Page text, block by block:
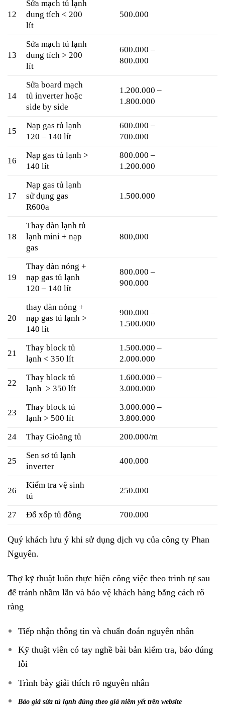
12
Sửa mạch tủ lạnh
dung tích < 200
lít
500.000
13
Sửa mạch tủ lạnh
dung tích > 200
lít
600.000 –
800.000
14
Sửa board mạch
tủ inverter hoặc
side by side
1.200.000 –
1.800.000
15
Nạp gas tủ lạnh
120 – 140 lít
600.000 –
700.000
16
Nạp gas tủ lạnh >
140 lít
800.000 –
1.200.000
17
Nạp gas tủ lạnh
sử dụng gas
R600a
1.500.000
18
Thay dàn lạnh tủ
lạnh mini + nạp
gas
800,000
19
Thay dàn nóng +
nạp gas tủ lạnh
120 – 140 lít
800.000 –
900.000
20
thay dàn nóng +
nạp gas tủ lạnh >
140 lít
900.000 –
1.500.000
21
Thay block tủ
lạnh < 350 lít
1.500.000 –
2.000.000
22
Thay block tủ
lạnh > 350 lít
1.600.000 –
3.000.000
23
Thay block tủ
lạnh > 500 lít
3.000.000 –
3.800.000
24
Thay Gioăng tủ 200.000/m
25
Sen sơ tủ lạnh
inverter
400.000
26
Kiểm tra vệ sinh
tủ
250.000
27 Đổ xốp tủ đông 700.000
Quý khách lưu ý khi sử dụng dịch vụ của công ty Phan
Nguyên.
Thợ kỹ thuật luôn thực hiện công việc theo trình tự sau
để tránh nhầm lẫn và bảo vệ khách hàng bằng cách rõ
ràng
Tiếp nhận thông tin và chuẩn đoán nguyên nhân
Kỹ thuật viên có tay nghề bài bản kiểm tra, báo đúng
lỗi
Trình bày giải thích rõ nguyên nhân
Báo giá sửa tủ lạnh đúng theo giá niêm yết trên website